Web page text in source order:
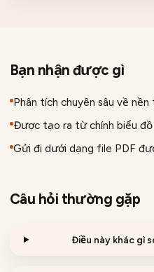
Bạn nhận được gì
Phân tích chuyên sâu về
Được tạo ra từ chính biểu đồ
Gửi đi dưới dạng file PDF
Câu hỏi thường gặp
Điều này khác gì